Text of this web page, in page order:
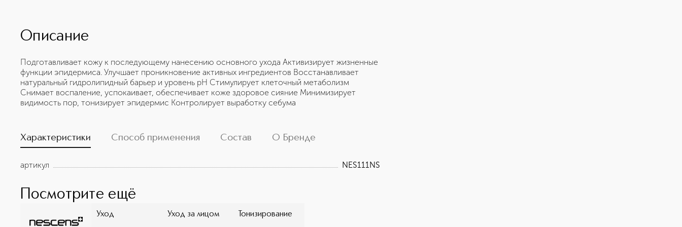
Описание
Подготавливает кожу к последующему нанесению основного ухода Активизирует жизненные
функции эпидермиса. Улучшает проникновение активных ингредиентов Восстанавливает
натуральный гидролипидный барьер и уровень pH Стимулирует клеточный метаболизм
Снимает воспаление, успокаивает, обеспечивает коже здоровое сияние Минимизирует
видимость пор, тонизирует эпидермис Контролирует выработку себума
Характеристики Способ применения Состав О Бренде
артикул NES111NS
Посмотрите ещё
Уход Уход за лицом Тонизирование